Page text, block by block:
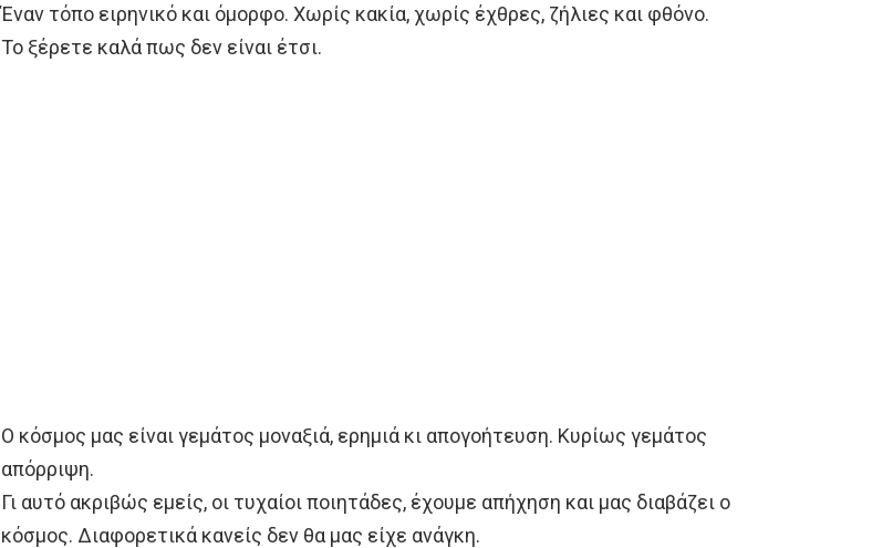
Έναν τόπο ειρηνικό και όμορφο. Χωρίς κακία, χωρίς έχθρες, ζήλιες και φθόνο.
Το ξέρετε καλά πως δεν είναι έτσι.
Ο κόσμος μας είναι γεμάτος μοναξιά, ερημιά κι απογοήτευση. Κυρίως γεμάτος
απόρριψη.
Γι αυτό ακριβώς εμείς, οι τυχαίοι ποιητάδες, έχουμε απήχηση και μας διαβάζει ο
κόσμος. Διαφορετικά κανείς δεν θα μας είχε ανάγκη.